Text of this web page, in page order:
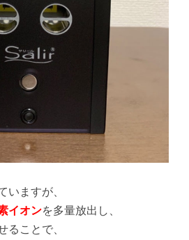
いますが、
イオンを多量放出し、
ることで、